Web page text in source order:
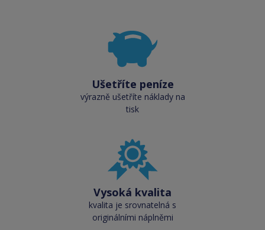
Ušetříte peníze
výrazně ušetříte náklady na
tisk
Vysoká kvalita
kvalita je srovnatelná s
originálními náplněmi